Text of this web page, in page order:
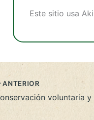
Este sitio usa
ANTERIOR